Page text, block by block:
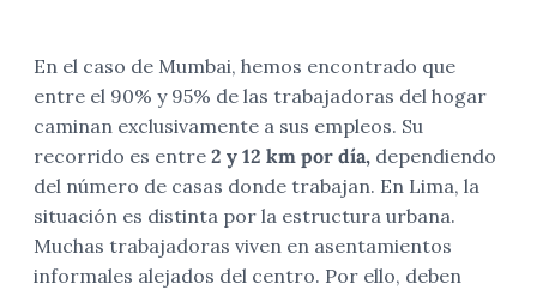
En el caso de Mumbai, hemos encontrado que
entre el 90% y 95% de las trabajadoras del hogar
caminan exclusivamente a sus empleos. Su
recorrido es entre 2 y 12 km por día, dependiendo
del número de casas donde trabajan. En Lima, la
situación es distinta por la estructura urbana.
Muchas trabajadoras viven en asentamientos
informales alejados del centro. Por ello, deben